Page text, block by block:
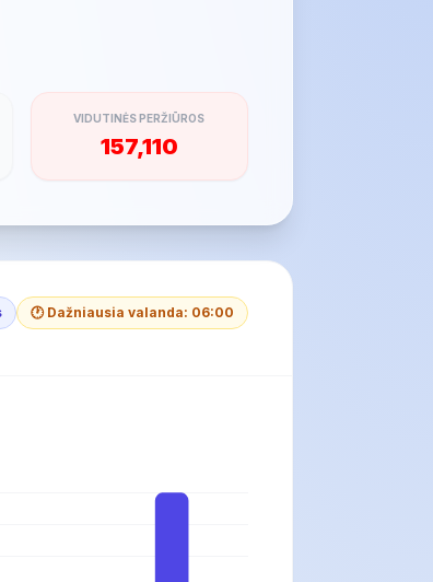
VIDUTINĖS PERŽIŪROS
157,110
🕐 Dažniausia valanda: 06:00